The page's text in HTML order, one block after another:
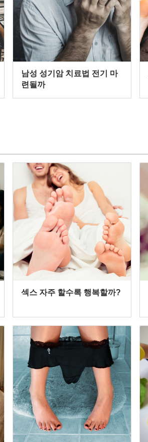
남성 성기암 치료법 전기 마
련될까
섹스 자주 할수록 행복할까?